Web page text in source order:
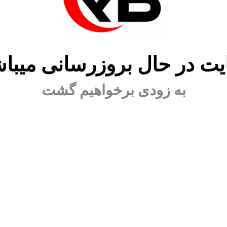
در حال بروزرسانی
به زودی برخواهیم گشت